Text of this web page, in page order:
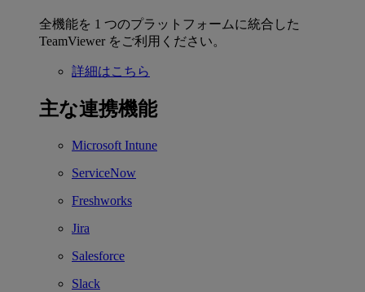
全機能を 1 つのプラットフォームに統合した
TeamViewer をご利用ください。
詳細はこちら
主な連携機能
Microsoft Intune
ServiceNow
Freshworks
Jira
Salesforce
Slack